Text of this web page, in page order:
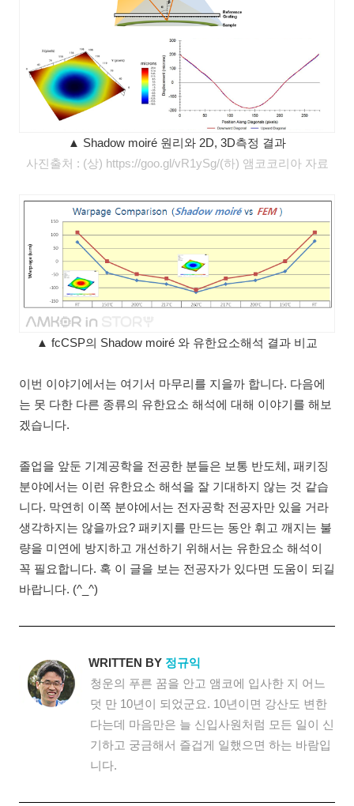
▲ Shadow moiré 원리와 2D, 3D측정 결과
사진출처 : (상) https://goo.gl/vR1ySg/(하) 앰코코리아 자료
▲ fcCSP의 Shadow moiré 와 유한요소해석 결과 비교
이번 이야기에서는 여기서 마무리를 지을까 합니다. 다음에
는 못 다한 다른 종류의 유한요소 해석에 대해 이야기를 해보
겠습니다.
졸업을 앞둔 기계공학을 전공한 분들은 보통 반도체, 패키징
분야에서는 이런 유한요소 해석을 잘 기대하지 않는 것 같습
니다. 막연히 이쪽 분야에서는 전자공학 전공자만 있을 거라
생각하지는 않을까요? 패키지를 만드는 동안 휘고 깨지는 불
량을 미연에 방지하고 개선하기 위해서는 유한요소 해석이
꼭 필요합니다. 혹 이 글을 보는 전공자가 있다면 도움이 되길
바랍니다. (^_^)
WRITTEN BY 정규익
청운의 푸른 꿈을 안고 앰코에 입사한 지 어느
덧 만 10년이 되었군요. 10년이면 강산도 변한
다는데 마음만은 늘 신입사원처럼 모든 일이 신
기하고 궁금해서 즐겁게 일했으면 하는 바람입
니다.